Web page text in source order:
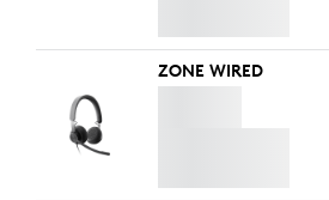
ZONE WIRED